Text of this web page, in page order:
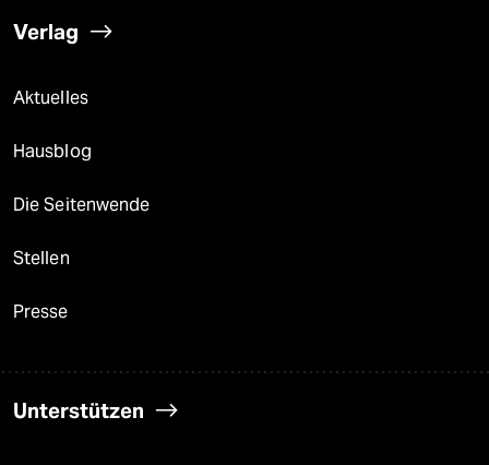
Verlag
Aktuelles
Hausblog
Die Seitenwende
Stellen
Presse
Unterstützen